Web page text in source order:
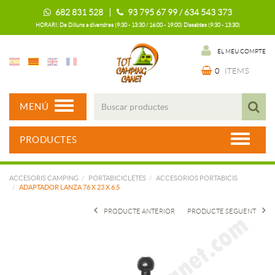
682 831 528 | 93 795 67 99 / 634 543 373
HORARI: De Dilluns a divendres (9:30 - 13:30 / 16:00 - 19:00) Dissabtes (9:30 - 13:30)
EL MEU COMPTE
0 ITEMS
MENÚ
PRODUCTES
ACCESORIS CAMPING PORTABICICLETES
ACCESORIOS PORTABICIS
ADAPTADOR LANZA 76 X 23 X 6.5
PRODUCTE SEGUENT
PRODUCTE ANTERIOR